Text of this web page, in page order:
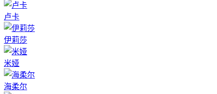
卢卡
伊莉莎
米娅
海柔尔